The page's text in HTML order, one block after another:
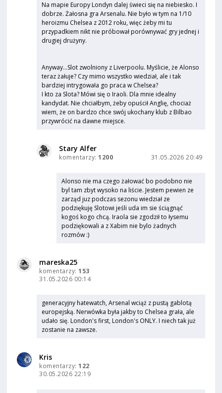
Na mapie Europy Londyn dalej świeci się na niebiesko. I
dobrze. Żałosna gra Arsenalu. Nie było w tym na 1/10
heroizmu Chelsea z 2012 roku, więc żeby mi tu
przypadkiem nikt nie próbował porównywać gry jednej i
drugiej drużyny.
Anyway...Slot zwolniony z Liverpoolu. Myślicie, że Alonso
teraz żałuje? Czy mimo wszystko wiedział, ale i tak
bardziej intrygowała go praca w Chelsea?
I kto za Slota? Mówi się o Iraoli. Dla mnie idealny
kandydat. Nie chciałbym, żeby opuścił Anglię, chociaż
wiem, że on bardzo chce swój ukochany klub z Bilbao
przywrócić na dawne miejsce.
Stary Alfer
komentarzy:1200 31.05.2026 20:49
Alonso nie ma czego żałować bo podobno nie
byl tam zbyt wysoko na liście. Jestem pewien ze
zarząd juz podczas sezonu wiedział ze
podziękuję Slotowi jeśli uda im sie ściągnąć
kogoś kogo chcą. Iraola sie zgodził to łysemu
podziękowali a z Xabim nie bylo żadnych
rozmów :)
mareska25
komentarzy:153
31.05.2026 00:14
generacyjny hatewatch, Arsenal wciąż z pustą gablotą
europejską. Nerwówka była jakby to Chelsea grała, ale
udało się. London's first, London's ONLY. I niech tak już
zostanie na zawsze.
Kris
komentarzy:122
30.05.2026 22:19